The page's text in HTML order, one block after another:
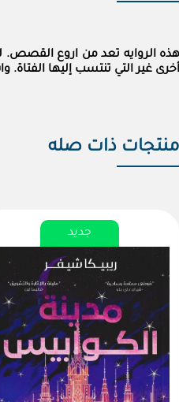
هذه الروايه تعد من اروع القصص.
أخرى غير التي تنتسب إليها
منتجات ذات صله
جديد